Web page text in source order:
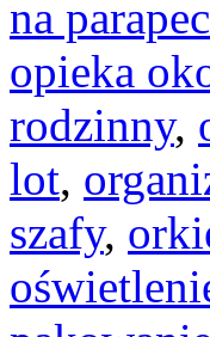
na
opieka
rodzinny,
lot,
szafy,